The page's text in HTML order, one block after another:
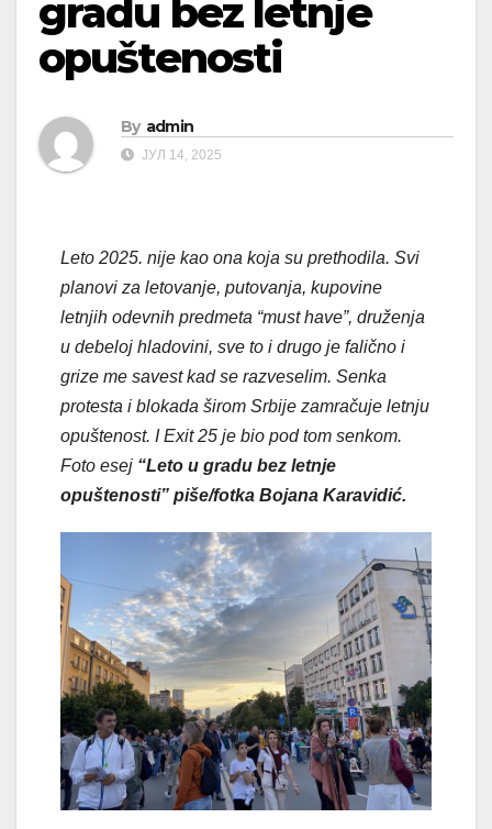
gradu bez letnje
opuštenosti
By admin
ЈУЛ 14, 2025
Leto 2025. nije kao ona koja su prethodila. Svi
planovi za letovanje, putovanja, kupovine
letnjih odevnih predmeta “must have”, druženja
u debeloj hladovini, sve to i drugo je falično i
grize me savest kad se razveselim. Senka
protesta i blokada širom Srbije zamračuje letnju
opuštenost. I Exit 25 je bio pod tom senkom.
Foto esej “Leto u gradu bez letnje
opuštenosti” piše/fotka Bojana Karavidić.